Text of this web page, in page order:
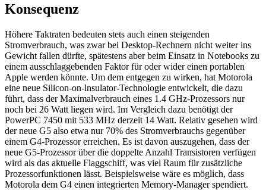
Konsequenz
Höhere Taktraten bedeuten stets auch einen steigenden
Stromverbrauch, was zwar bei Desktop-Rechnern nicht weiter ins
Gewicht fallen dürfte, spätestens aber beim Einsatz in Notebooks zu
einem ausschlaggebenden Faktor für oder wider einen portablen
Apple werden könnte. Um dem entgegen zu wirken, hat Motorola
eine neue Silicon-on-lnsulator-Technologie entwickelt, die dazu
führt, dass der Maximalverbrauch eines 1.4 GHz-Prozessors nur
noch bei 26 Watt liegen wird. Im Vergleich dazu benötigt der
PowerPC 7450 mit 533 MHz derzeit 14 Watt. Relativ gesehen wird
der neue G5 also etwa nur 70% des Stromverbrauchs gegenüber
einem G4-Prozessor erreichen. Es ist davon auszugehen, dass der
neue G5-Prozessor über die doppelte Anzahl Transistoren verfügen
wird als das aktuelle Flaggschiff, was viel Raum für zusätzliche
Prozessorfunktionen lässt. Beispielsweise wäre es möglich, dass
Motorola dem G4 einen integrierten Memory-Manager spendiert.